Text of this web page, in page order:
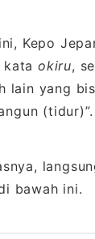
Kepo
kataokiru,
lain yang
(tidur)”.
bawah ini.